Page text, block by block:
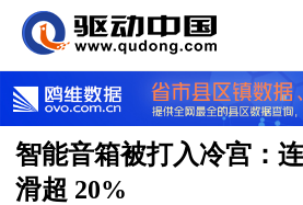
智能音箱被打入冷宫：
滑超 20%